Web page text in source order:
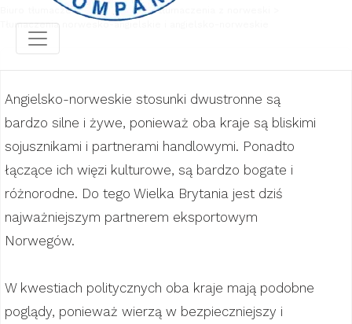
Biuro tłumaczeń
Profesjonalne tłumaczenia z norweski
Tłumaczenia norwesko-angielskie i angielsko-norweskie
Angielsko-norweskie stosunki dwustronne są
bardzo silne i żywe, ponieważ oba kraje są bliskimi
sojusznikami i partnerami handlowymi. Ponadto
łączące ich więzi kulturowe, są bardzo bogate i
różnorodne. Do tego Wielka Brytania jest dziś
najważniejszym partnerem eksportowym
Norwegów.
W kwestiach politycznych oba kraje mają podobne
poglądy, ponieważ wierzą w bezpieczniejszy i